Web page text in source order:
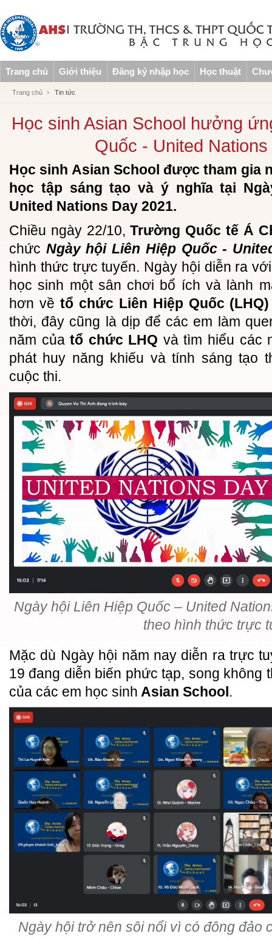
Trang chủ Giới thiệu Đăng ký nhập học Học thuật
Trang chủ Tin tức
Học sinh Asian School hưởng
Quốc - United
Học sinh Asian School được tham gia
học tập sáng tạo và ý nghĩa tại
United Nations Day 2021.
Chiều ngày 22/10,Trường Quốc tế Á
chức Ngày hội Liên Hiệp Quốc -
hình thức trực tuyến. Ngày hội diễn ra
học sinh một sân chơi bổ ích và lành
hơn về tổ chức Liên Hiệp Quốc (LHQ)
thời, đây cũng là dịp để các em làm
năm củatổ chức LHQ và tìm hiểu các
phát huy năng khiếu và tính sáng tạo
cuộc thi.
Ngày hội Liên Hiệp Quốc – United
theo hình thức trực
Mặc dù Ngày hội năm nay diễn ra trực
19 đang diễn biến phức tạp, song không
của các em học sinh Asian School.
Ngày hội trở nên sôi nổi vì có đông đảo